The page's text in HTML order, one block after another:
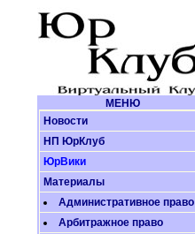
МЕНЮ
Новости
НП ЮрКлуб
ЮрВики
Материалы
Административное право
Арбитражное право